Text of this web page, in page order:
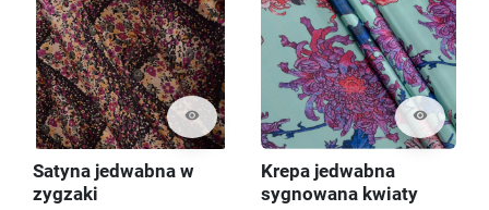
visibility
Satyna jedwabna w
zygzaki
visibility
Krepa jedwabna
sygnowana kwiaty